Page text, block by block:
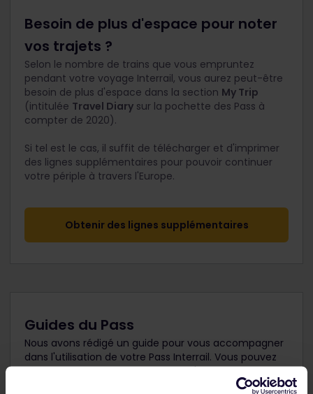
Besoin de plus d'espace pour noter
vos trajets ?
Selon le nombre de trains que vous empruntez
pendant votre voyage Interrail, vous aurez peut-être
besoin de plus d'espace dans la section My Trip
(intitulée Travel Diary sur la pochette des Pass à
compter de 2020).
Si tel est le cas, il suffit de télécharger et d'imprimer
des lignes supplémentaires pour pouvoir continuer
votre périple à travers l'Europe.
Obtenir des lignes supplémentaires
Guides du Pass
Nous avons rédigé un guide pour vous accompagner
dans l'utilisation de votre Pass Interrail. Vous pouvez
télécharger le guide du Pass dans l'une des langues